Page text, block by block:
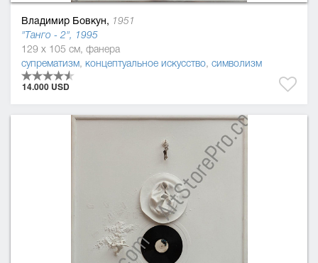
Владимир Бовкун, 1951
"Танго - 2", 1995
129 x 105 см, фанера
супрематизм, концептуальное искусство, символизм
14.000 USD